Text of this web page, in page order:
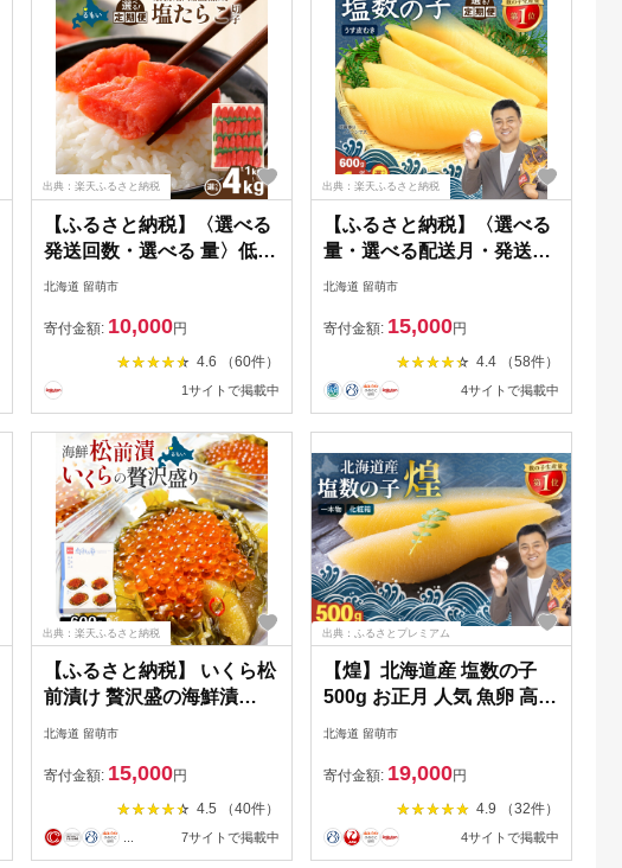
まか 定期便 R001-013-SKU
出典：楽天ふるさと納税
【ふるさと納税】〈選べる
発送回数・選べる 量〉低温
熟成 塩たらこ 切子 業務用
り 北海道 低温熟成 塩 タラ
コ 切れ子 業務用 やまか 不
揃い つまみ おつまみ ごは
の幸 わけあり やまか 定期
便 R001-043
北海道 留萌市
寄付金額: 10,000円
4.6 （60件）
1サイトで掲載中
出典：楽天ふるさと納税
【ふるさと納税】〈選べる
量・選べる配送月・発送回
数〉塩数の子【うす皮む
（大サイズ）ポリポリ食感
がクセになる お正月 人気
魚卵 高級 ごはんのお供 惣
魚介 かずのこ 株式会社や
まか 皮むき おせち 定期便
R001-018
北海道 留萌市
寄付金額: 15,000円
4.4 （58件）
4サイトで掲載中
出典：楽天ふるさと納税
【ふるさと納税】 いくら松
前漬け 贅沢盛の海鮮漬
150g×4 人気 魚卵 高級 イク
類 海鮮 ご飯のお供 ごはん
のお供 北海道 留萌 おせち
R001-016
北海道 留萌市
寄付金額: 15,000円
4.5 （40件）
7サイトで掲載中
出典：ふるさとプレミアム
【煌】北海道産 塩数の子
500g お正月 人気 魚卵 高級
おつまみ ご飯のお供 惣菜
魚介類 魚卵 加工品 北海道
産 かずのこ カズノコ 塩カ
ズノコ おせち R001-019
北海道 留萌市
寄付金額: 19,000円
4.9 （32件）
4サイトで掲載中